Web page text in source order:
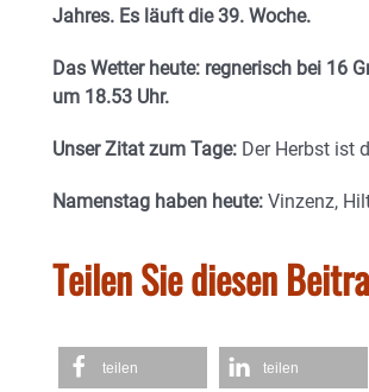
Jahres. Es läuft die 39. Woche.
Das Wetter heute: regnerisch bei 16
um 18.53 Uhr.
Unser Zitat zum Tage: Der Herbst ist
Namenstag haben heute: Vinzenz,
Teilen Sie diesen
teilen teilen